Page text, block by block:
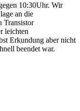
10:30Uhr. Wir
an die
Transistor
leichten
Erkundung aber nicht
beendet war.